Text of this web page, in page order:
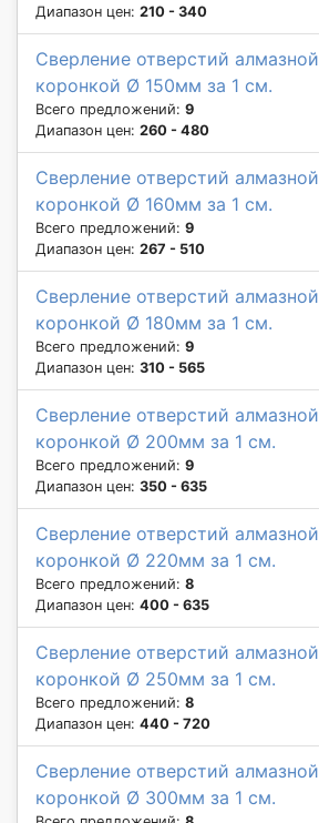
Диапазон цен: 210 - 340
Сверление отверстий алмазной
коронкой Ø 150мм за 1 см.
Всего предложений: 9
Диапазон цен: 260 - 480
Сверление отверстий алмазной
коронкой Ø 160мм за 1 см.
Всего предложений: 9
Диапазон цен: 267 - 510
Сверление отверстий алмазной
коронкой Ø 180мм за 1 см.
Всего предложений: 9
Диапазон цен: 310 - 565
Сверление отверстий алмазной
коронкой Ø 200мм за 1 см.
Всего предложений: 9
Диапазон цен: 350 - 635
Сверление отверстий алмазной
коронкой Ø 220мм за 1 см.
Всего предложений: 8
Диапазон цен: 400 - 635
Сверление отверстий алмазной
коронкой Ø 250мм за 1 см.
Всего предложений: 8
Диапазон цен: 440 - 720
Сверление отверстий алмазной
коронкой Ø 300мм за 1 см.